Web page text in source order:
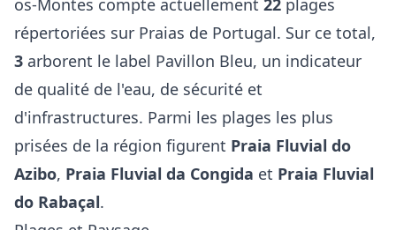
os-Montes compte actuellement 22 plages
répertoriées sur Praias de Portugal. Sur ce total,
3 arborent le label Pavillon Bleu, un indicateur
de qualité de l'eau, de sécurité et
d'infrastructures. Parmi les plages les plus
prisées de la région figurent Praia Fluvial do
Azibo, Praia Fluvial da Congida et Praia Fluvial
do Rabaçal.